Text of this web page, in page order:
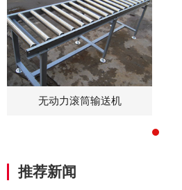
无动力滚筒输送机
推荐新闻